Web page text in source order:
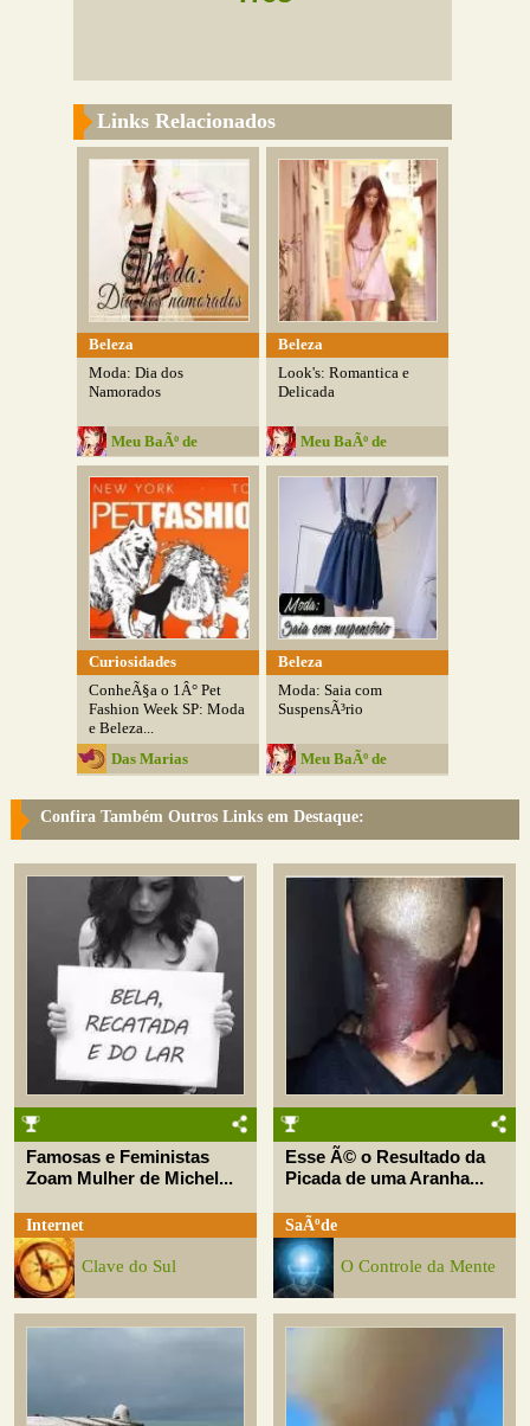
Links Relacionados
Beleza
Moda: Dia dos
Namorados
Meu BaÃº de
Estrelas
Beleza
Look's: Romantica e
Delicada
Meu BaÃº de
Estrelas
Curiosidades
ConheÃ§a o 1Â° Pet
Fashion Week SP: Moda
e Beleza...
Das Marias
Beleza
Moda: Saia com
SuspensÃ³rio
Meu BaÃº de
Confira Também Outros Links em Destaque:
Famosas e Feministas
Zoam Mulher de Michel...
Internet
Clave do Sul
Esse Ã© o Resultado da
Picada de uma Aranha...
SaÃºde
O Controle da Mente